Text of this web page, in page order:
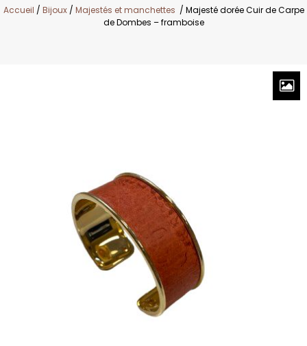
Accueil / Bijoux/ Majestés et manchettes / Majesté dorée Cuir de Carpe
de Dombes – framboise